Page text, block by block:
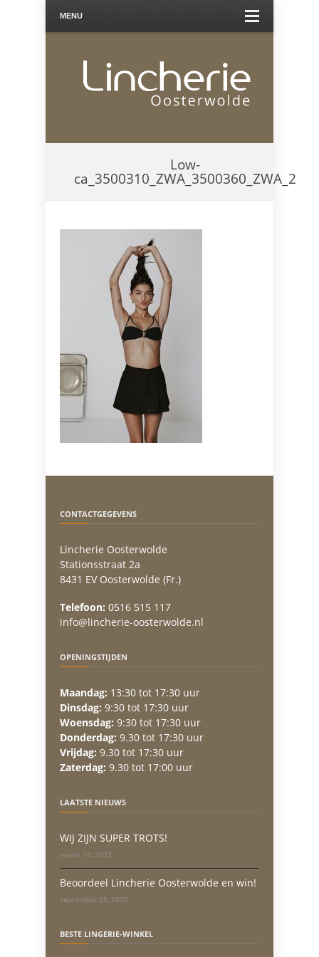
MENU
Low-
ca_3500310_ZWA_3500360_ZWA_2
CONTACTGEGEVENS
Lincherie Oosterwolde
Stationsstraat 2a
8431 EV Oosterwolde (Fr.)
Telefoon: 0516 515 117
info@lincherie-oosterwolde.nl
OPENINGSTIJDEN
Maandag: 13:30 tot 17:30 uur
Dinsdag: 9:30 tot 17:30 uur
Woensdag: 9:30 tot 17:30 uur
Donderdag: 9.30 tot 17:30 uur
Vrijdag: 9.30 tot 17:30 uur
Zaterdag: 9.30 tot 17:00 uur
LAATSTE NIEUWS
WIJ ZIJN SUPER TROTS!
maart 14, 2022
Beoordeel Lincherie Oosterwolde en win!
september 28, 2020
BESTE LINGERIE-WINKEL